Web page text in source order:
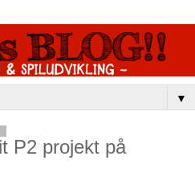
▼
P2 projekt på